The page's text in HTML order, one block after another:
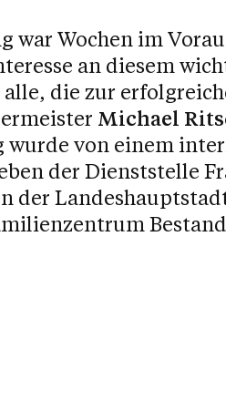
war Wochen im
an diesem
alle, die zur
Michael
wurde von einem
der Dienststelle
der